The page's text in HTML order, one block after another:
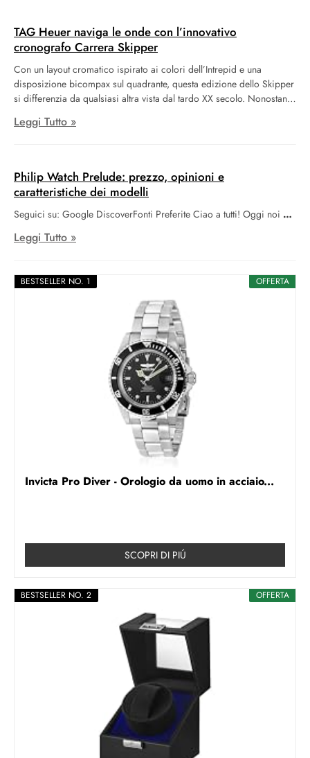
OFFERTA
BESTSELLER NO. 1
Invicta Pro Diver - Orologio da uomo in acciaio...
SCOPRI DI PIÚ
OFFERTA
BESTSELLER NO. 2
TAG Heuer naviga le onde con l’innovativo
cronografo Carrera Skipper
Con un layout cromatico ispirato ai colori dell’Intrepid e una
disposizione bicompax sul quadrante, questa edizione dello Skipper
si differenzia da qualsiasi altra vista dal tardo XX secolo. Nonostante
Skipper, questa nuova interpretazione si rivela la più fedele.
sorprendente rispetto all’originale.
Leggi Tutto »
Philip Watch Prelude: prezzo, opinioni e
caratteristiche dei modelli
Seguici su: Google DiscoverFonti Preferite Ciao a tutti! Oggi noi
Leggi Tutto »